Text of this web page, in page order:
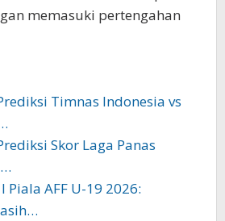
memasuki pertengahan
Timnas Indonesia vs
Skor Laga Panas
Piala AFF U-19 2026: